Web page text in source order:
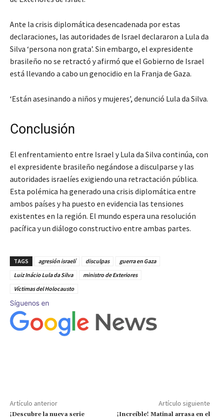
Ante la crisis diplomática desencadenada por estas
declaraciones, las autoridades de Israel declararon a Lula da
Silva ‘persona non grata’. Sin embargo, el expresidente
brasileño no se retractó y afirmó que el Gobierno de Israel
está llevando a cabo un genocidio en la Franja de Gaza.
‘Están asesinando a niños y mujeres’, denunció Lula da Silva.
Conclusión
El enfrentamiento entre Israel y Lula da Silva continúa, con
el expresidente brasileño negándose a disculparse y las
autoridades israelíes exigiendo una retractación pública.
Esta polémica ha generado una crisis diplomática entre
ambos países y ha puesto en evidencia las tensiones
existentes en la región. El mundo espera una resolución
pacífica y un diálogo constructivo entre ambas partes.
TAGS agresión israelí disculpas
guerra en Gaza
Luiz Inácio Lula da Silva
ministro de Exteriores
Víctimas del Holocausto
Síguenos en
Artículo anterior
¡Descubre la nueva serie
Artículo siguiente
¡Increíble! Matinal arrasa en el